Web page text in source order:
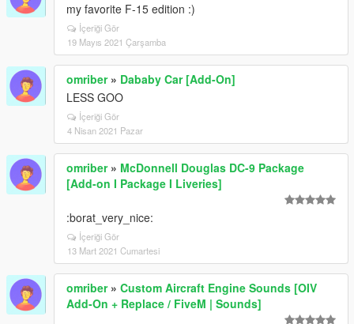
my favorite F-15 edition :)
İçeriği Gör
19 Mayıs 2021 Çarşamba
omriber» Dababy Car [Add-On]
LESS GOO
İçeriği Gör
4 Nisan 2021 Pazar
omriber» McDonnell Douglas DC-9 Package
[Add-on I Package I Liveries]
:borat_very_nice:
İçeriği Gör
13 Mart 2021 Cumartesi
omriber» Custom Aircraft Engine Sounds [OIV
Add-On + Replace / FiveM | Sounds]